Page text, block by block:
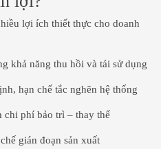
lợi ích thiết thực cho doanh
khả năng thu hồi và tái sử dụng
hạn chế tắc nghẽn hệ thống
phí bảo trì – thay thế
gián đoạn sản xuất